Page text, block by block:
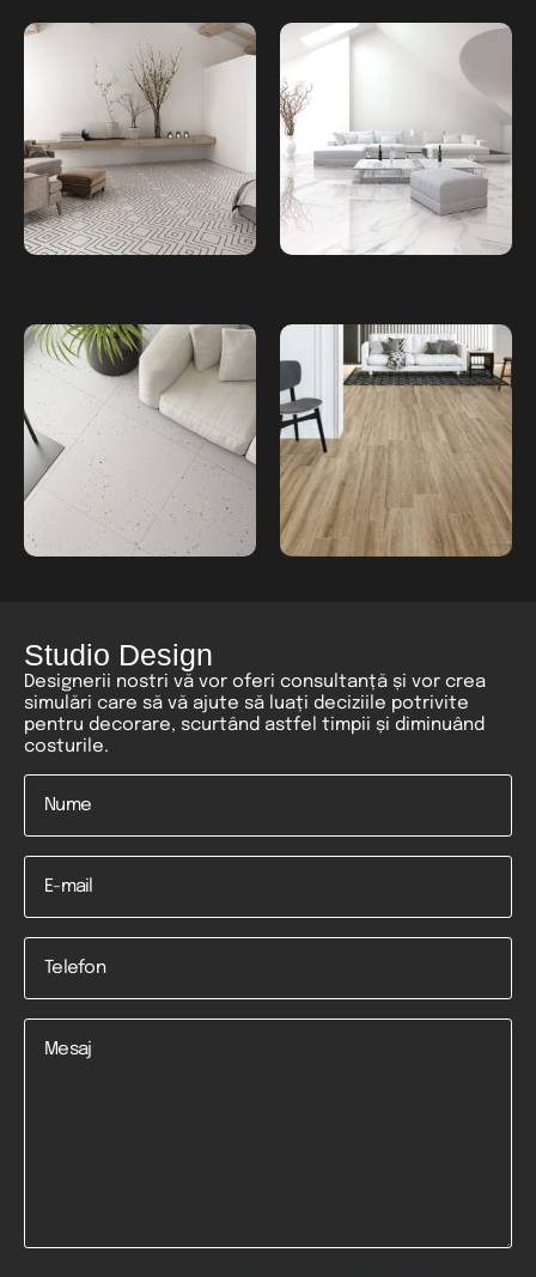
Studio Design
Designerii nostri vă vor oferi consultanță și vor crea
simulări care să vă ajute să luați deciziile potrivite
pentru decorare, scurtând astfel timpii și diminuând
costurile.
Nume
Email
Telefon
Mesaj